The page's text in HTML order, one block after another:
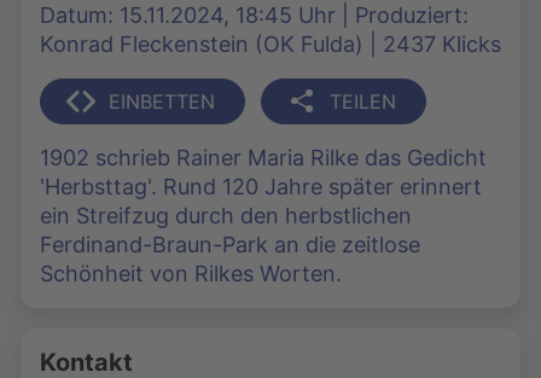
Datum: 15.11.2024, 18:45 Uhr | Produziert:
Konrad Fleckenstein (OK Fulda) | 2437 Klicks
EINBETTEN TEILEN
1902 schrieb Rainer Maria Rilke das Gedicht
'Herbsttag'. Rund 120 Jahre später erinnert
ein Streifzug durch den herbstlichen
Ferdinand-Braun-Park an die zeitlose
Schönheit von Rilkes Worten.
Kontakt